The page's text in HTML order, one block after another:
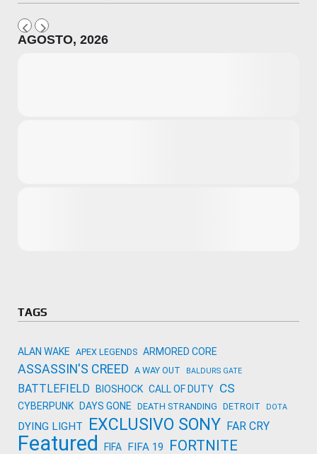
AGOSTO, 2026
TAGS
ALAN WAKE APEX LEGENDS ARMORED CORE
ASSASSIN'S CREED A WAY OUT BALDURS GATE
BATTLEFIELD BIOSHOCK CALL OF DUTY CS
CYBERPUNK DAYS GONE DEATH STRANDING DETROIT DOTA
DYING LIGHT EXCLUSIVO SONY FAR CRY
Featured FIFA FIFA 19 FORTNITE